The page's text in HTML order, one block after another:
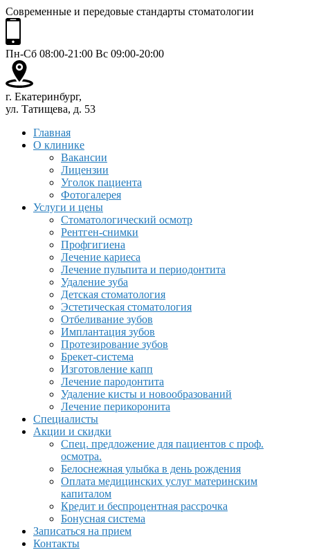
Современные и передовые стандарты стоматологии
Пн-Сб 08:00-21:00 Вс 09:00-20:00
г. Екатеринбург,
ул. Татищева, д. 53
Главная
О клинике
Вакансии
Лицензии
Уголок пациента
Фотогалерея
Услуги и цены
Стоматологический осмотр
Рентген-снимки
Профгигиена
Лечение кариеса
Лечение пульпита и периодонтита
Удаление зуба
Детская стоматология
Эстетическая стоматология
Отбеливание зубов
Имплантация зубов
Протезирование зубов
Брекет-система
Изготовление капп
Лечение пародонтита
Удаление кисты и новообразований
Лечение перикоронита
Специалисты
Акции и скидки
Спец. предложение для пациентов с проф.
осмотра.
Белоснежная улыбка в день рождения
Оплата медицинских услуг материнским
капиталом
Кредит и беспроцентная рассрочка
Бонусная система
Записаться на прием
Контакты